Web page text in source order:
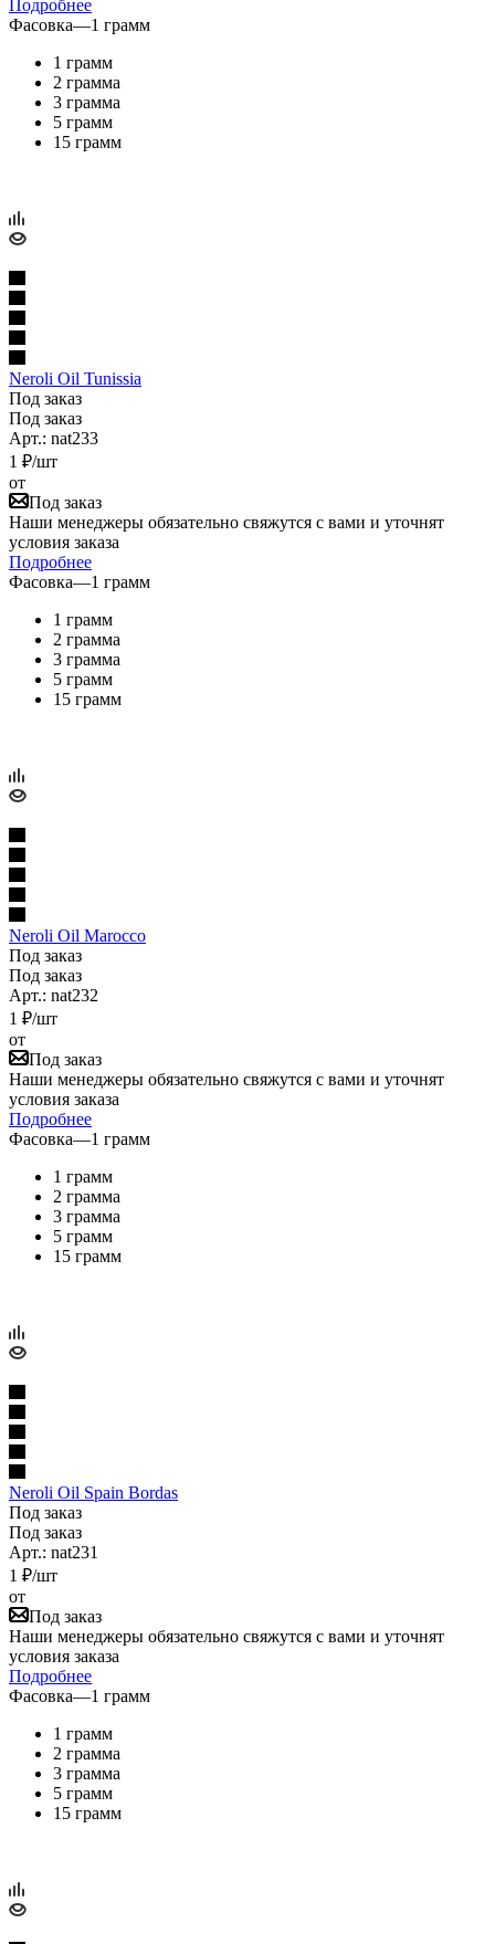
Подробнее
Фасовка—1 грамм
1 грамм
2 грамма
3 грамма
5 грамм
15 грамм
Neroli Oil Tunissia
Под заказ
Под заказ
Арт.: nat233
1 ₽/шт
от
Под заказ
Наши менеджеры обязательно свяжутся с вами и уточнят
условия заказа
Подробнее
Фасовка—1 грамм
1 грамм
2 грамма
3 грамма
5 грамм
15 грамм
Neroli Oil Marocco
Под заказ
Под заказ
Арт.: nat232
1 ₽/шт
от
Под заказ
Наши менеджеры обязательно свяжутся с вами и уточнят
условия заказа
Подробнее
Фасовка—1 грамм
1 грамм
2 грамма
3 грамма
5 грамм
15 грамм
Neroli Oil Spain Bordas
Под заказ
Под заказ
Арт.: nat231
1 ₽/шт
от
Под заказ
Наши менеджеры обязательно свяжутся с вами и уточнят
условия заказа
Подробнее
Фасовка—1 грамм
1 грамм
2 грамма
3 грамма
5 грамм
15 грамм